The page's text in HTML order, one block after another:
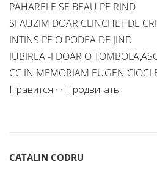
PAHARELE SE BEAU PE RIND
SI AUZIM DOAR CLINCHET DE
INTINS PE O PODEA DE JIND
IUBIREA -I DOAR O
CC IN MEMORIAM EUGEN
Нравится · · Продвигать
CATALIN CODRU